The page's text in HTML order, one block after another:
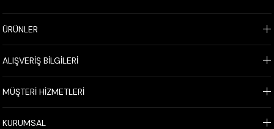
ÜRÜNLER
ALIŞVERİŞ BİLGİLERİ
MÜŞTERİ HİZMETLERİ
KURUMSAL